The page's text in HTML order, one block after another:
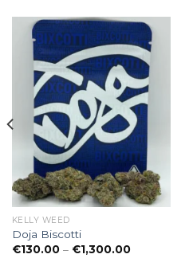
KELLY WEED
Doja Biscotti
€130.00 – €1,300.00